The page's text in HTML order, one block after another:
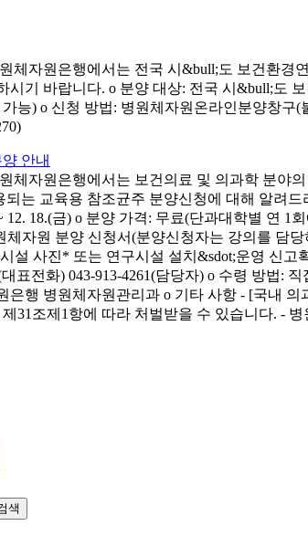
체자원은행에서는 전국 시&bull;도 보건환
기 바랍니다. o 분양 대상: 전국 시&bull;도
가능) o 신청 방법: 병원체자원온라인분양창
안내
체자원은행에서는 보건의료 및 의과학 분야
는 교육용 참조균주 분양신청에 대해 알려
12. 18.(금) o 분양 가격: 무료(단과대학별 연
체자원 분양 신청서(분양신청자는 강의를 담
설 사진* 또는 연구시설 설치&sdot;운영 신
대표전화) 043-913-4261(담당자) o 수령 방법
은행 병원체자원관리과 o 기타 사항 - [국내
31조제1항에 따라 처벌받을 수 있습니다. -